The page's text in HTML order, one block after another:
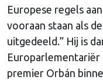
Europese regels
vooraan staan als
uitgedeeld.” Hij is
Europarlementariër
premier Orbán